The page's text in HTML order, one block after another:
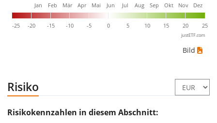
-25 -20 -15 -10 -5 0 5 10 15 20 25
Jan Feb Mär Apr Mai Jun Jul Aug Sep Okt Nov Dez
justETF.com
Bild
Risiko
Risikokennzahlen in diesem Abschnitt: